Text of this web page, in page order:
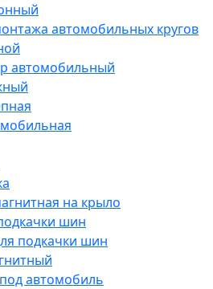
автомобильных кругов
автомобильный
на крыло
шин
подкачки шин
автомобиль